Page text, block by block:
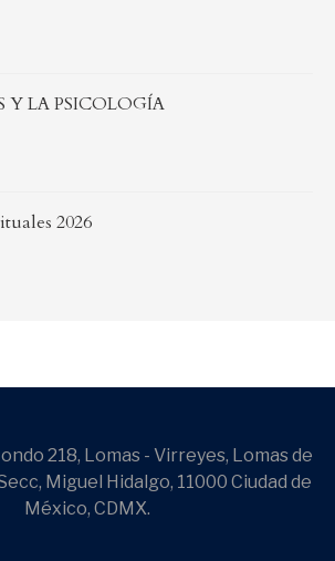
Y LA PSICOLOGÍA
2026
218, Lomas - Virreyes, Lomas de
Miguel Hidalgo, 11000 Ciudad de
México, CDMX.